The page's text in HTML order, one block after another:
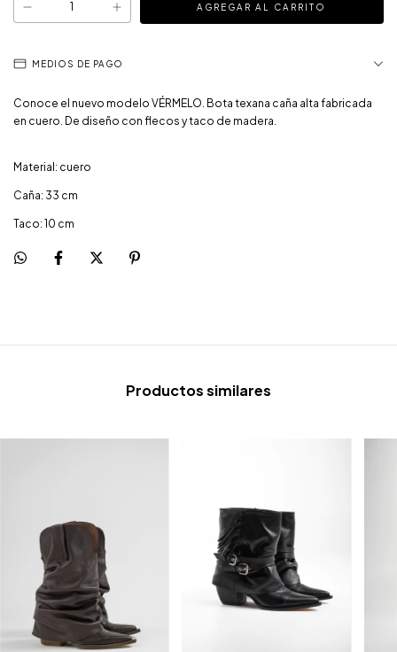
MEDIOS DE PAGO
Conoce el nuevo modelo VÉRMELO. Bota texana caña alta fabricada
en cuero. De diseño con flecos y taco de madera.
Material: cuero
Caña: 33 cm
Taco: 10 cm
Productos similares